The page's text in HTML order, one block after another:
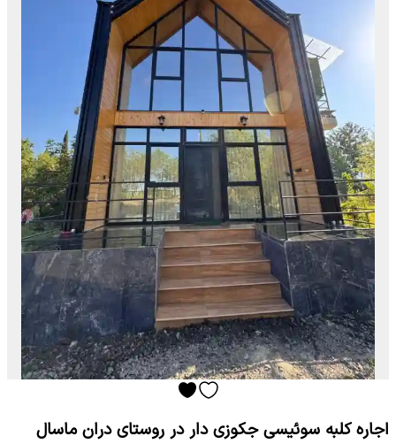
اجاره کلبه سوئیسی جکوزی دار در ر‌وستای دران ماسال